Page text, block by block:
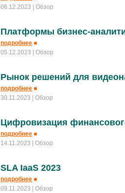
06.12.2023
| Обзор
Платформы бизнес-
подробнее
05.12.2023
| Обзор
Рынок решений для
подробнее
30.11.2023
| Обзор
Цифровизация
подробнее
14.11.2023
| Обзор
SLA IaaS 2023
подробнее
09.11.2023
| Обзор